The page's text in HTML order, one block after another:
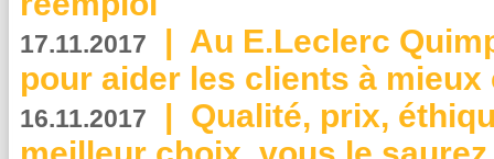
17.11.2017 | Au E.Leclerc
pour aider les clients à
16.11.2017 | Qualité, prix,